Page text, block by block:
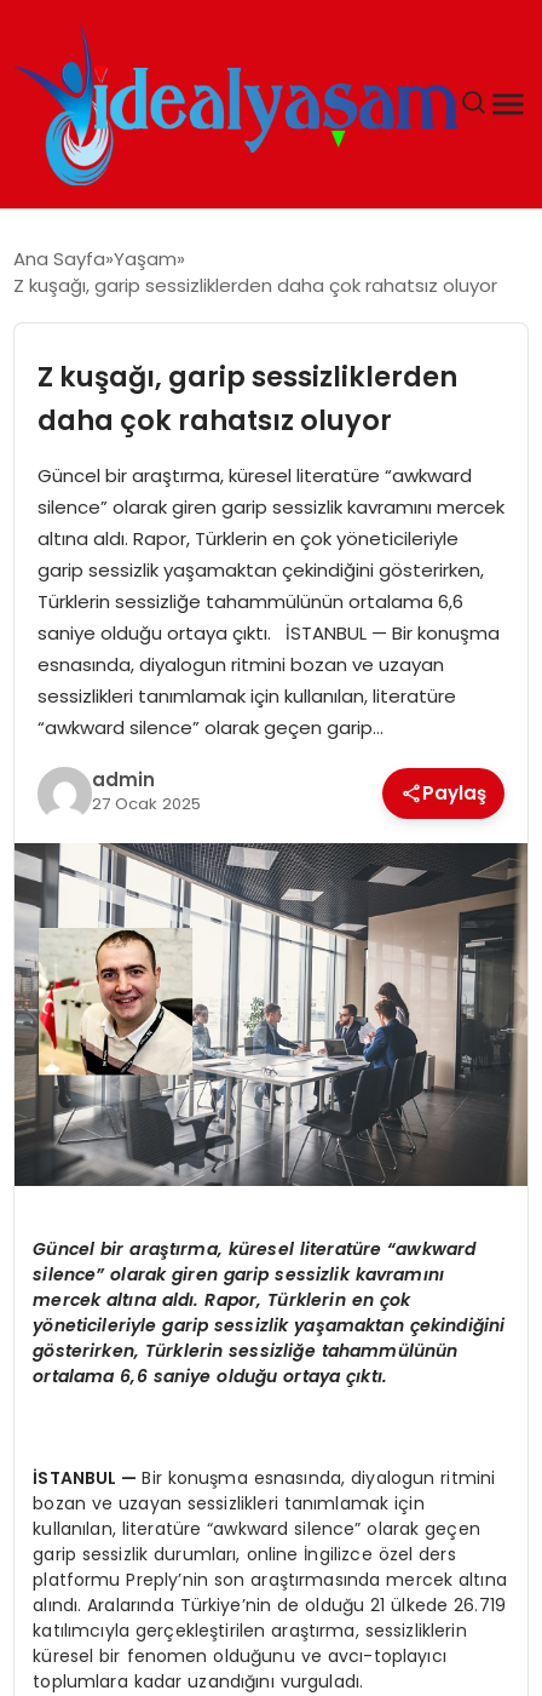
GÜNDEM
EKONOMI
İDEAL YAŞAM
İDEAL SPOR
YAŞAM
MAGAZIN
SAĞLIK
SOSYAL HABER
Ana Sayfa Yaşam
Z kuşağı, garip sessizliklerden daha çok rahatsız oluyor
Z kuşağı, garip sessizliklerden
daha çok rahatsız oluyor
Güncel bir araştırma, küresel literatüre “awkward
silence” olarak giren garip sessizlik kavramını mercek
altına aldı. Rapor, Türklerin en çok yöneticileriyle
garip sessizlik yaşamaktan çekindiğini gösterirken,
Türklerin sessizliğe tahammülünün ortalama 6,6
saniye olduğu ortaya çıktı. İSTANBUL — Bir konuşma
esnasında, diyalogun ritmini bozan ve uzayan
sessizlikleri tanımlamak için kullanılan, literatüre
“awkward silence” olarak geçen garip…
admin
27 Ocak 2025 Paylaş
Güncel bir araştırma, küresel literatüre “awkward
silence”olarak giren garip sessizlik kavramını
mercek altına aldı. Rapor, Türklerin en çok
yöneticileriyle garip sessizlik yaşamaktan çekindiğini
gösterirken, Türklerin sessizliğe tahammülünün
ortalama 6,6 saniye olduğu ortayaçıktı.
İSTANBUL —Bir konuşma esnasında, diyalogun ritmini
bozan ve uzayan sessizlikleri tanımlamak için
kullanılan, literatüre “awkward silence” olarak geçen
garip sessizlik durumları, online İngilizce özel ders
platformu Preply’nin son araştırmasında mercek altına
alındı. Aralarında Türkiye’nin de olduğu 21 ülkede 26.719
katılımcıyla gerçekleştirilen araştırma, sessizliklerin
küresel bir fenomen olduğunu ve avcı-toplayıcı
toplumlara kadar uzandığını vurguladı.